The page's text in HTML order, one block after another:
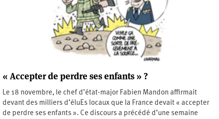
« Accepter de perdre ses enfants » ?
Le 18 novembre, le chef d’état-major Fabien Mandon affirmait
devant des milliers d’éluEs locaux que la France devait « accepter
de perdre ses enfants ». Ce discours a précédé d’une semaine